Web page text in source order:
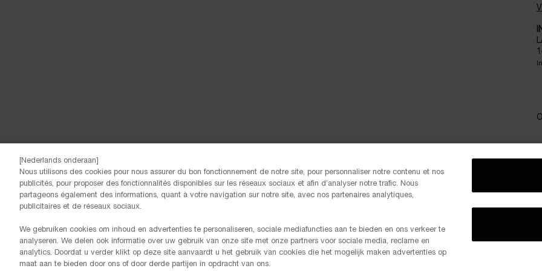
[Nederlands onderaan]
Nous utilisons des cookies pour nous assurer du bon fonctionnement de notre site, pour personnaliser notre contenu et nos
publicités, pour proposer des fonctionnalités disponibles sur les réseaux sociaux et afin d’analyser notre trafic. Nous
partageons également des informations, quant à votre navigation sur notre site, avec nos partenaires analytiques,
publicitaires et de réseaux sociaux.
We gebruiken cookies om inhoud en advertenties te personaliseren, sociale mediafuncties aan te bieden en ons verkeer te
analyseren. We delen ook informatie over uw gebruik van onze site met onze partners voor sociale media, reclame en
analytics. Doordat u verder klikt op deze site aanvaardt u het gebruik van cookies die het mogelijk maken advertenties op
maat aan te bieden door ons of door derde partijen in opdracht van ons.